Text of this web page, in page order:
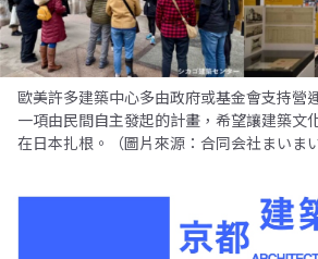
歐美許多建築中心多由政府或基金會支持營
一項由民間自主發起的計畫，希望讓建築文
在日本扎根。（圖片來源：合同会社まいまい